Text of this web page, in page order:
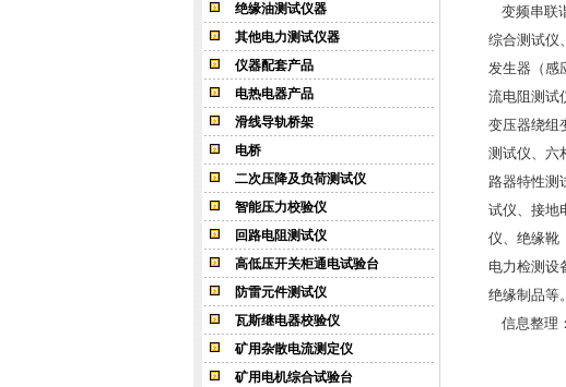
绝缘油测试仪器
其他电力测试仪器
仪器配套产品
电热电器产品
滑线导轨桥架
电桥
二次压降及负荷测试仪
智能压力校验仪
回路电阻测试仪
高低压开关柜通电试验台
防雷元件测试仪
瓦斯继电器校验仪
矿用杂散电流测定仪
矿用电机综合试验台
变频串联
综合测试仪
发生器（感
流电阻测试
变压器绕组
测试仪、六
路器特性测
试仪、接地
仪、绝缘靴
电力检测设
绝缘制品等。
信息整理